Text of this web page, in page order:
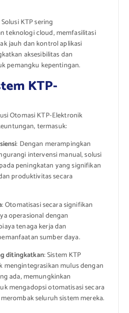
Solusi KTP sering
teknologi cloud, memfasilitasi
jauh dan kontrol aplikasi
aksesibilitas dan
pemangku kepentingan.
KTP-
Otomasi KTP-Elektronik
termasuk:
: Dengan merampingkan
intervensi manual, solusi
peningkatan yang signifikan
produktivitas secara
: Otomatisasi secara signifikan
operasional dengan
tenaga kerja dan
sumber daya.
ditingkatkan: Sistem KTP
mengintegrasikan mulus dengan
ada, memungkinkan
mengadopsi otomatisasi secara
seluruh sistem mereka.